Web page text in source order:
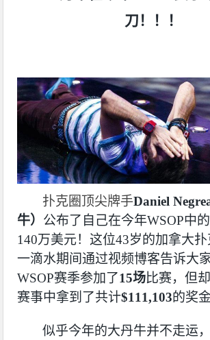
刀！！！
扑克圈顶尖牌手Daniel
牛） 公布了自己在今年WSOP中
140万美元！这位43岁的加拿大
一滴水期间通过视频博客告诉大
WSOP赛季参加了15场比赛，但
赛事中拿到了共计$111,103的奖金
似乎今年的大丹牛并不走运